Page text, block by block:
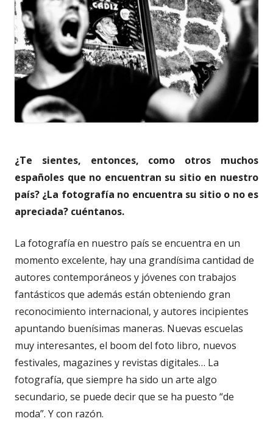
¿Te sientes, entonces, como otros muchos
españoles que no encuentran su sitio en nuestro
país? ¿La fotografía no encuentra su sitio o no es
apreciada? cuéntanos.
La fotografía en nuestro país se encuentra en un
momento excelente, hay una grandísima cantidad de
autores contemporáneos y jóvenes con trabajos
fantásticos que además están obteniendo gran
reconocimiento internacional, y autores incipientes
apuntando buenísimas maneras. Nuevas escuelas
muy interesantes, el boom del foto libro, nuevos
festivales, magazines y revistas digitales… La
fotografía, que siempre ha sido un arte algo
secundario, se puede decir que se ha puesto “de
moda”. Y con razón.